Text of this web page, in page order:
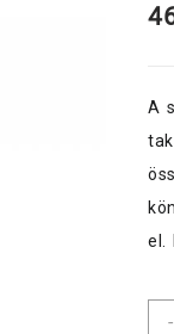
A
el.
-